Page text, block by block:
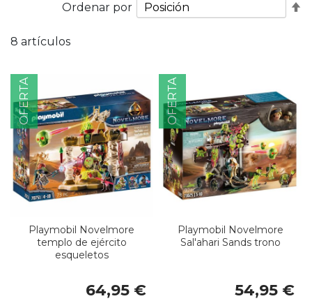
8 artículos
Ordenar por
OFERTA
Playmobil Novelmore
templo de ejército
esqueletos
64,95 €
OFERTA
Playmobil Novelmore
Sal'ahari Sands trono
54,95 €